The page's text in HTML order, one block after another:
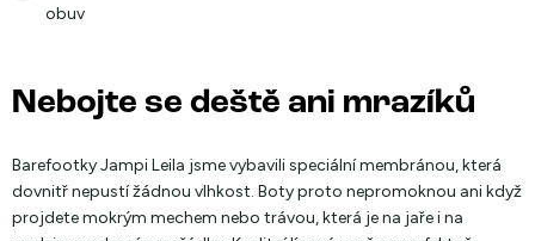
obuv
Nebojte se deště ani mrazíků
Barefootky Jampi Leila jsme vybavili speciální membránou, která
dovnitř nepustí žádnou vlhkost. Boty proto nepromoknou ani když
projdete mokrým mechem nebo trávou, která je na jaře i na